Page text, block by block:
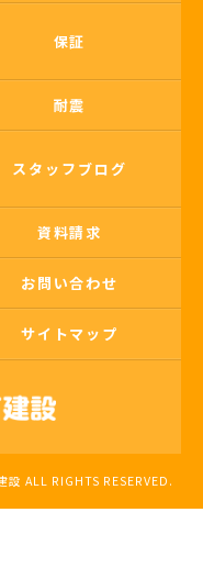
保証
耐震
スタッフブログ
資料請求
お問い合わせ
サイトマップ
ALL RIGHTS RESERVED.